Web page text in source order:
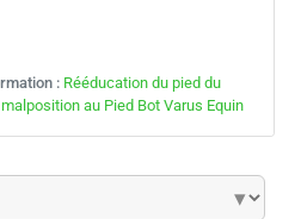
: Rééducation du pied du
au Pied Bot Varus Equin
▾